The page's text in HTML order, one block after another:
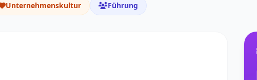
Unternehmenskultur Führung